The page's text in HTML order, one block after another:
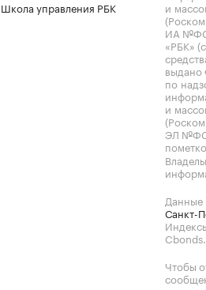
Школа управления РБК
и
ИА
«РБК»
выдано
по
и
ЭЛ
Данные
Санкт-
Cbonds.
Чтобы